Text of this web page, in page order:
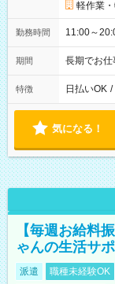
軽作業
勤務時間 11:00～
期間 長期でお仕
特徴 日払いOK /
気になる！
【毎週お給料
ゃんの生活サ
派遣 職種未経験OK